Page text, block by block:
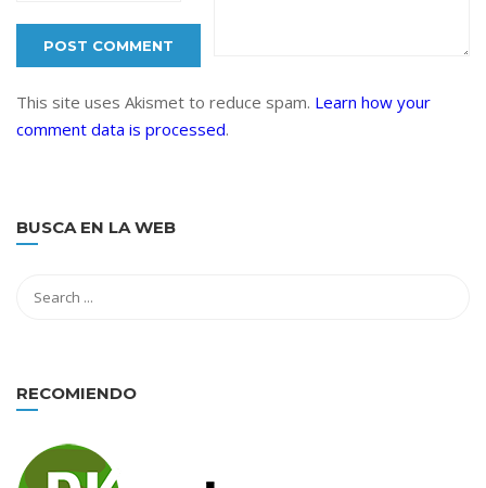
This site uses Akismet to reduce spam. Learn how your
comment data is processed.
BUSCA EN LA WEB
RECOMIENDO